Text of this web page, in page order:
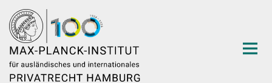
Hauptinhalt